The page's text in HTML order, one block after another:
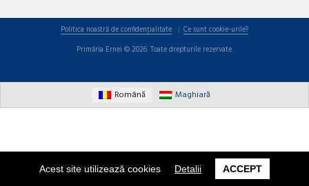
Acest site utilizează cookies Detalii ACCEPT
Politica noastră de confidențialitate
Ce sunt cookie-urile?
Primăria Ernei © 2026. Toate drepturile rezervate.
Română Maghiară